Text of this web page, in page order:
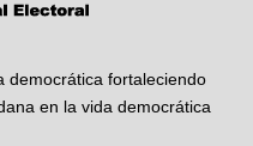
democrática fortaleciendo
en la vida democrática